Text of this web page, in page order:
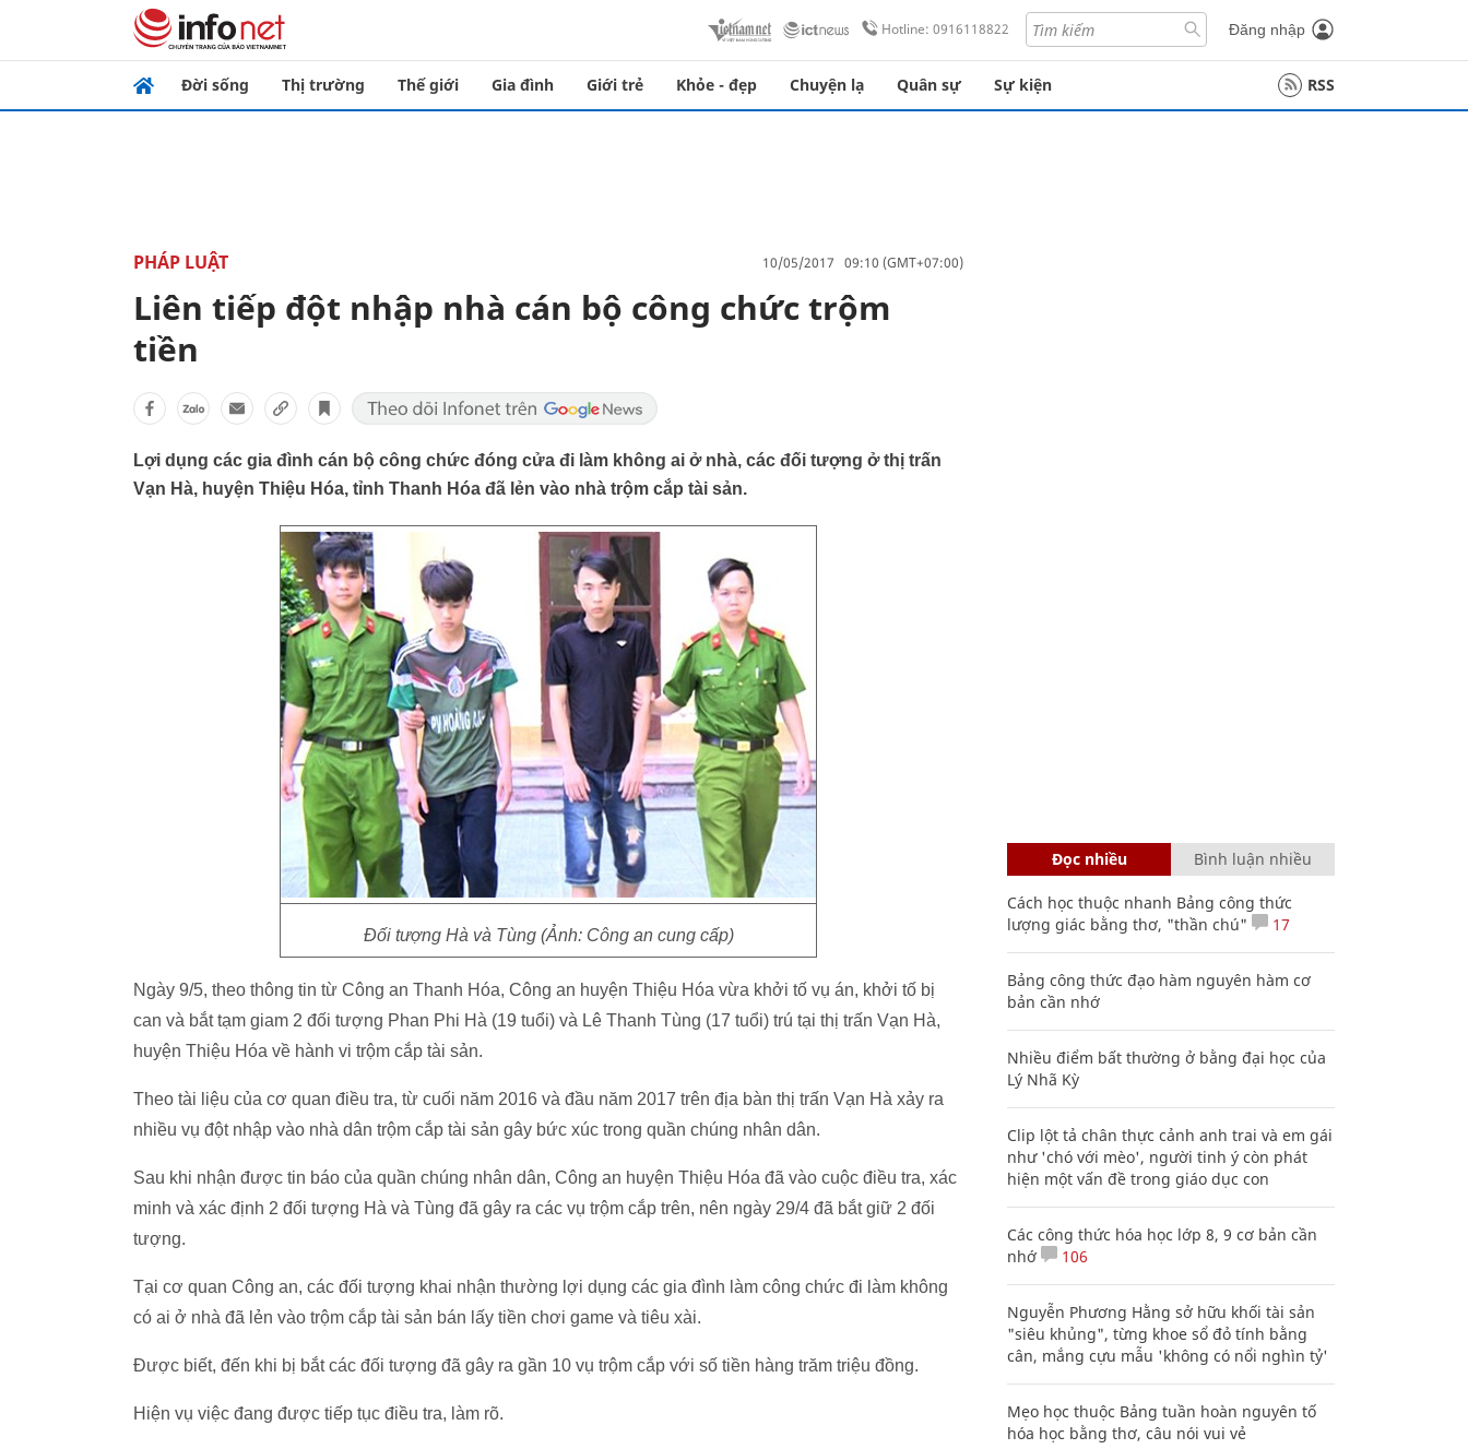
Hotline: 0916118822 Đăng nhập
Đời sống Thị trường Thế giới Gia đình Giới trẻ Khỏe - đẹp Chuyện lạ Quân sự Sự kiện RSS
PHÁP LUẬT 10/05/2017 09:10 (GMT+07:00)
Liên tiếp đột nhập nhà cán bộ công chức trộm
tiền
Lợi dụng các gia đình cán bộ công chức đóng cửa đi làm không ai ở nhà, các đối tượng ở thị trấn
Vạn Hà, huyện Thiệu Hóa, tỉnh Thanh Hóa đã lẻn vào nhà trộm cắp tài sản.
Đối tượng Hà và Tùng (Ảnh: Công an cung cấp)
Ngày 9/5, theo thông tin từ Công an Thanh Hóa, Công an huyện Thiệu Hóa vừa khởi tố vụ án, khởi tố bị
can và bắt tạm giam 2 đối tượng Phan Phi Hà (19 tuổi) và Lê Thanh Tùng (17 tuổi) trú tại thị trấn Vạn Hà,
huyện Thiệu Hóa về hành vi trộm cắp tài sản.
Theo tài liệu của cơ quan điều tra, từ cuối năm 2016 và đầu năm 2017 trên địa bàn thị trấn Vạn Hà xảy ra
nhiều vụ đột nhập vào nhà dân trộm cắp tài sản gây bức xúc trong quần chúng nhân dân.
Sau khi nhận được tin báo của quần chúng nhân dân, Công an huyện Thiệu Hóa đã vào cuộc điều tra, xác
minh và xác định 2 đối tượng Hà và Tùng đã gây ra các vụ trộm cắp trên, nên ngày 29/4 đã bắt giữ 2 đối
tượng.
Tại cơ quan Công an, các đối tượng khai nhận thường lợi dụng các gia đình làm công chức đi làm không
có ai ở nhà đã lẻn vào trộm cắp tài sản bán lấy tiền chơi game và tiêu xài.
Được biết, đến khi bị bắt các đối tượng đã gây ra gần 10 vụ trộm cắp với số tiền hàng trăm triệu đồng.
Hiện vụ việc đang được tiếp tục điều tra, làm rõ.
Đọc nhiều Bình luận nhiều
Cách học thuộc nhanh Bảng công thức
lượng giác bằng thơ, "thần chú"
17
Bảng công thức đạo hàm nguyên hàm cơ
bản cần nhớ
Nhiều điểm bất thường ở bằng đại học của
Lý Nhã Kỳ
Clip lột tả chân thực cảnh anh trai và em gái
như 'chó với mèo', người tinh ý còn phát
hiện một vấn đề trong giáo dục con
Các công thức hóa học lớp 8, 9 cơ bản cần
nhớ
106
Nguyễn Phương Hằng sở hữu khối tài sản
"siêu khủng", từng khoe sổ đỏ tính bằng
cân, mắng cựu mẫu 'không có nổi nghìn tỷ'
Mẹo học thuộc Bảng tuần hoàn nguyên tố
hóa học bằng thơ, câu nói vui vẻ